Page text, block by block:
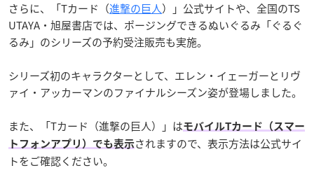
さらに、「Tカード（進撃の巨人）」公式サイトや、全国のTS
UTAYA・旭屋書店では、ポージングできるぬいぐるみ「ぐるぐ
るみ」のシリーズの予約受注販売も実施。
シリーズ初のキャラクターとして、エレン・イェーガーとリヴ
ァイ・アッカーマンのファイナルシーズン姿が登場しました。
また、「Tカード（進撃の巨人）」はモバイルTカード（スマー
トフォンアプリ）でも表示されますので、表示方法は公式サイ
トをご確認ください。